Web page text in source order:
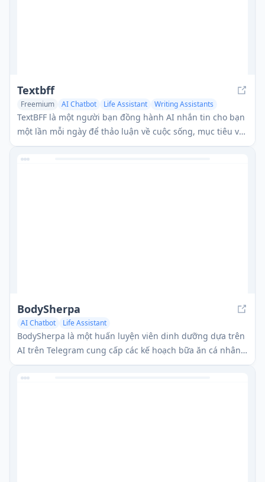
Textbff
Freemium AI Chatbot Life Assistant Writing Assistants
TextBFF là một người bạn đồng hành AI nhắn tin cho bạn
một lần mỗi ngày để thảo luận về cuộc sống, mục tiêu và
cảm xúc của bạn.
BodySherpa
AI Chatbot Life Assistant
BodySherpa là một huấn luyện viên dinh dưỡng dựa trên
AI trên Telegram cung cấp các kế hoạch bữa ăn cá nhân
hóa, theo dõi dễ dàng và hướng dẫn thích ứng để giúp
người dùng đạt được mục tiêu thể hình của họ.